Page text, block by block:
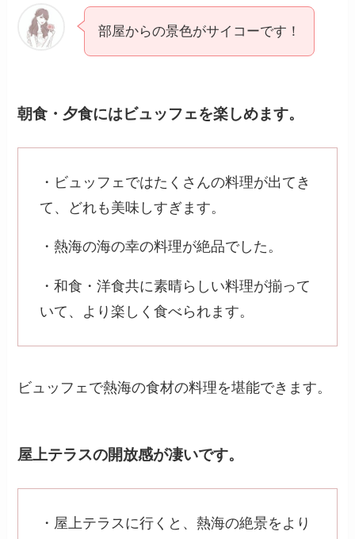
部屋からの景色がサイコーです！
朝食・夕食にはビュッフェを楽しめます。
・ビュッフェではたくさんの料理が出てき
て、どれも美味しすぎます。
・熱海の海の幸の料理が絶品でした。
・和食・洋食共に素晴らしい料理が揃って
いて、より楽しく食べられます。
ビュッフェで熱海の食材の料理を堪能できます。
屋上テラスの開放感が凄いです。
・屋上テラスに行くと、熱海の絶景をより